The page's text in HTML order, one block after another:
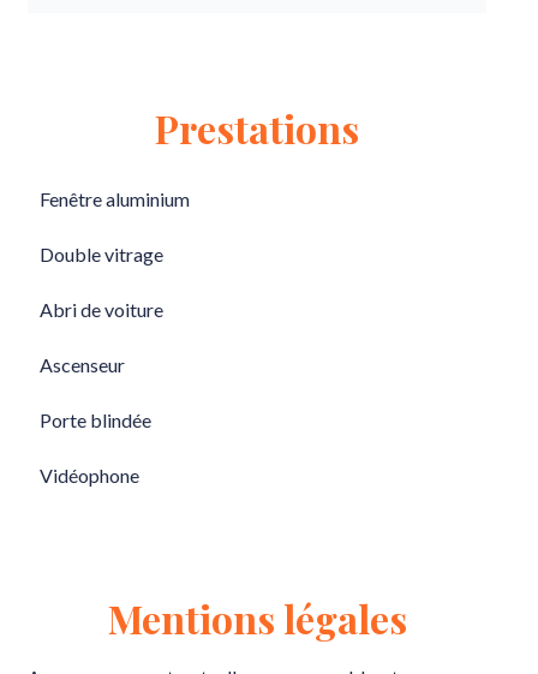
Prestations
Fenêtre aluminium
Double vitrage
Abri de voiture
Ascenseur
Porte blindée
Vidéophone
Mentions légales